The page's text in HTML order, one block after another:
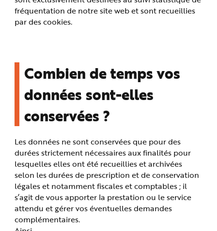
fréquentation de notre site web et sont recueillies
par des cookies.
Combien de temps vos
données sont-elles
conservées ?
Les données ne sont conservées que pour des
durées strictement nécessaires aux finalités pour
lesquelles elles ont été recueillies et archivées
selon les durées de prescription et de conservation
légales et notamment fiscales et comptables ; il
s’agit de vous apporter la prestation ou le service
attendu et gérer vos éventuelles demandes
complémentaires.